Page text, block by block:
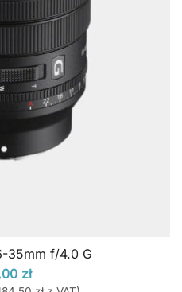
35mm f/4.0 G
zł